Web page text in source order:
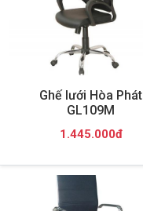
Ghế lưới Hòa Phát
GL109M
1.445.000đ